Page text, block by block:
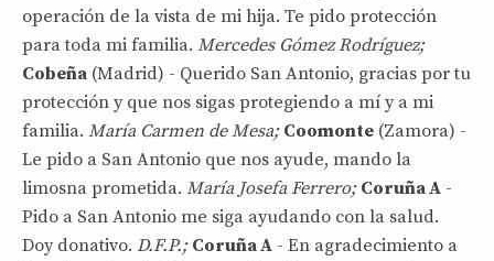
operación de la vista de mi hija. Te pido protección
para toda mi familia. Mercedes Gómez Rodríguez;
Cobeña (Madrid) - Querido San Antonio, gracias por tu
protección y que nos sigas protegiendo a mí y a mi
familia. María Carmen de Mesa; Coomonte (Zamora) -
Le pido a San Antonio que nos ayude, mando la
limosna prometida. María Josefa Ferrero; Coruña A -
Pido a San Antonio me siga ayudando con la salud.
Doy donativo. D.F.P.; Coruña A - En agradecimiento a